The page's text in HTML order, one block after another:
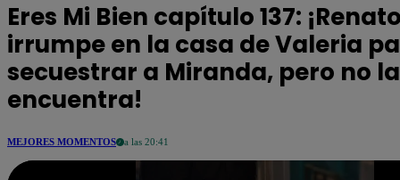
Eres Mi Bien capítulo 137:
irrumpe en la casa de Valeria
secuestrar a Miranda, pero no la
encuentra!
MEJORES MOMENTOS a las 20:41